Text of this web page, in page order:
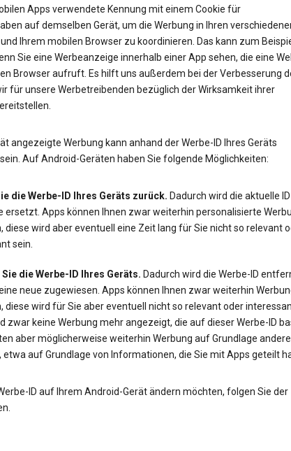
Apps verwendete Kennung mit einem Cookie für
auf demselben Gerät, um die Werbung in Ihren
Ihrem mobilen Browser zu koordinieren. Das kann zum
Sie eine Werbeanzeige innerhalb einer App sehen, die eine
Browser aufruft. Es hilft uns außerdem bei der Verbesserung
für unsere Werbetreibenden bezüglich der Wirksamkeit ihrer
angezeigte Werbung kann anhand der Werbe-ID Ihres Geräts
Auf Android-Geräten haben Sie folgende Möglichkeiten:
die Werbe-ID Ihres Geräts zurück. Dadurch wird die aktuelle
ersetzt. Apps können Ihnen zwar weiterhin personalisierte
diese wird aber eventuell eine Zeit lang für Sie nicht so relevant
sein.
Sie die Werbe-ID Ihres Geräts. Dadurch wird die Werbe-ID
neue zugewiesen. Apps können Ihnen zwar weiterhin
diese wird für Sie aber eventuell nicht so relevant oder
zwar keine Werbung mehr angezeigt, die auf dieser Werbe-ID
aber möglicherweise weiterhin Werbung auf Grundlage
etwa auf Grundlage von Informationen, die Sie mit Apps geteilt
ID auf Ihrem Android-Gerät ändern möchten, folgen Sie der